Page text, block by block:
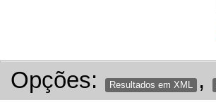
Opções: Resultados em XML ,